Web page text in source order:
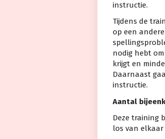
instructie.
Tijdens de
op een
nodig hebt
krijgt en
Daarnaast
instructie.
Aantal
Deze training
los van elkaar